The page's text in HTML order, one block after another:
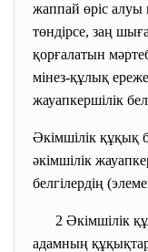
жаппай өріс алуы
төндірсе, заң
қорғалатын
мінез-құлық
жауапкершілік
Әкімшілік
әкімшілік
белгілердің
2 Әкімшілік
адамның